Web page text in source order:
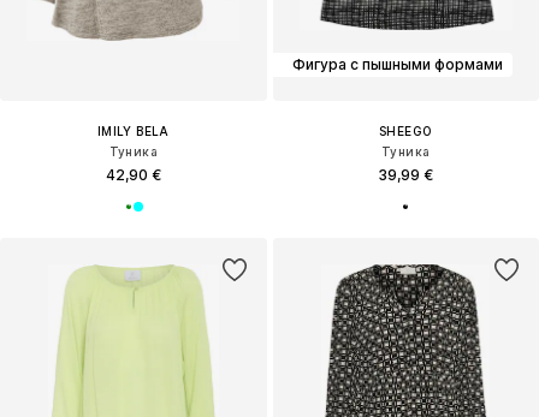
IMILY BELA
Туника
42,90 €
Фигура с пышными формами
SHEEGO
Туника
39,99 €